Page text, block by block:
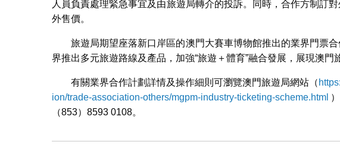
人員負責處理緊急事宜及由旅遊局轉介的投訴。同時，合作方制訂
外售價。
旅遊局期望座落新口岸區的澳門大賽車博物館推出的業界門票
界推出多元旅遊路線及產品，加強“旅遊＋體育”融合發展，展現澳門
有關業界合作計劃詳情及操作細則可瀏覽澳門旅遊局網站（
ion/trade-association-others/mgpm-industry-ticketing-scheme.html
（853）8593 0108。